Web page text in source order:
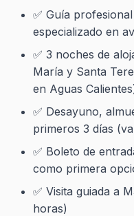
✅ Guía
especializado en
✅ 3 noches de
María y Santa
en Aguas
✅ Desayuno,
primeros 3 días
✅ Boleto de
como primera
✅ Visita guiada a
horas)